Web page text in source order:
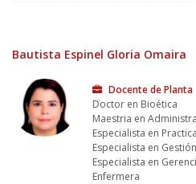
Bautista Espinel Gloria Omaira
Docente de Planta
Doctor en Bioética
Maestria en
Especialista en
Especialista en
Especialista en
Enfermera